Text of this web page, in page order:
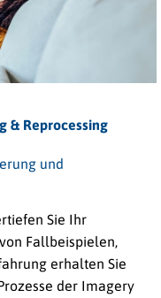
& Reprocessing
und
Sie Ihr
Fallbeispielen,
erhalten Sie
der Imagery